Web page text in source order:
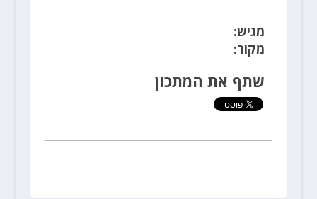
מגיש:
מקור:
שתף את המתכון